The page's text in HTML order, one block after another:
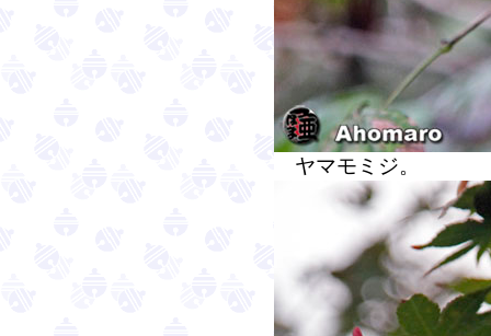
ヤマモミジ。